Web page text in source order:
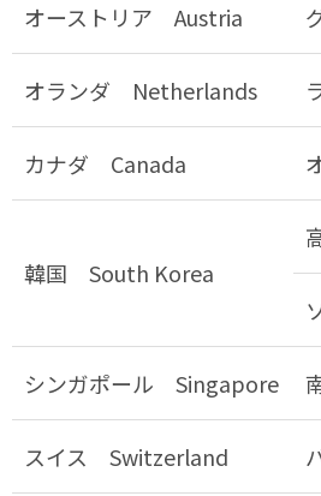
オーストリア Austria
オランダ Netherlands
カナダ Canada
韓国 South Korea
シンガポール Singapore
スイス Switzerland